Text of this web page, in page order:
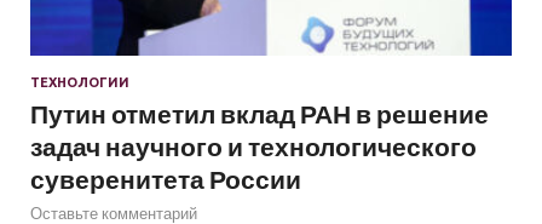
ТЕХНОЛОГИИ
Путин отметил вклад РАН в решение
задач научного и технологического
суверенитета России
Оставьте комментарий